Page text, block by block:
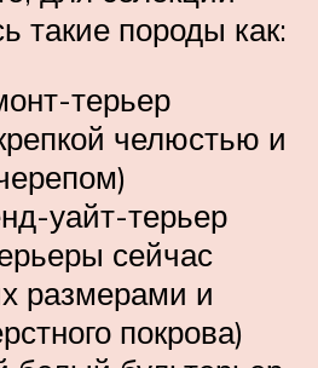
такие породы как:
терьер
челюстью и
уайт-терьер
сейчас
размерами и
покрова)